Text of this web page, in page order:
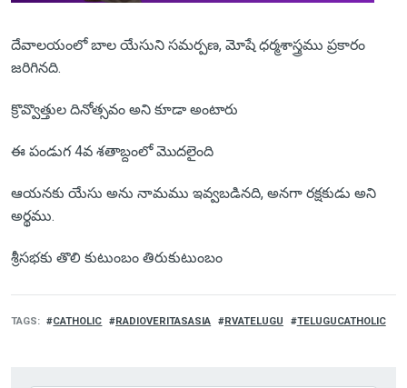
దేవాలయంలో బాల యేసుని సమర్పణ, మోషే ధర్మశాస్త్రము ప్రకారం
జరిగినది.
క్రొవ్వొత్తుల దినోత్సవం అని కూడా అంటారు
ఈ పండుగ 4వ శతాబ్దంలో మొదలైంది
ఆయనకు యేసు అను నామము ఇవ్వబడినది, అనగా రక్షకుడు అని
అర్థము.
శ్రీసభకు తొలి కుటుంబం తిరుకుటుంబం
TAGS CATHOLIC RADIOVERITASASIA RVATELUGU TELUGUCATHOLIC